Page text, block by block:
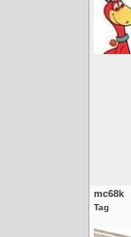
mc68k
Tag